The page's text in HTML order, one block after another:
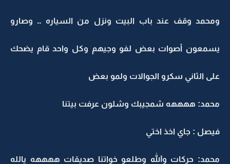
ومحمد وقف عند باب البيت ونزل من السياره .. وصارو
يسمعون أصوات بعض لفو وجيهم وكل واحد قام يضحك
على الثاني سكرو الجوالات ولمو بعض
محمد: ههههه شمجيبك وشلون عرفت بيتنا
فيصل : جاي اخذ اختي
محمد: حركات والله وطلعو خواتنا صديقات ههههه يالله